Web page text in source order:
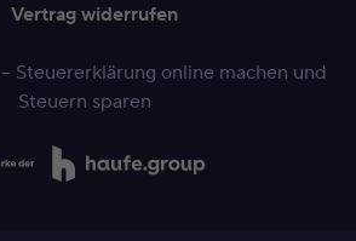
Vertrag widerrufen
Steuererklärung online machen und
Steuern sparen